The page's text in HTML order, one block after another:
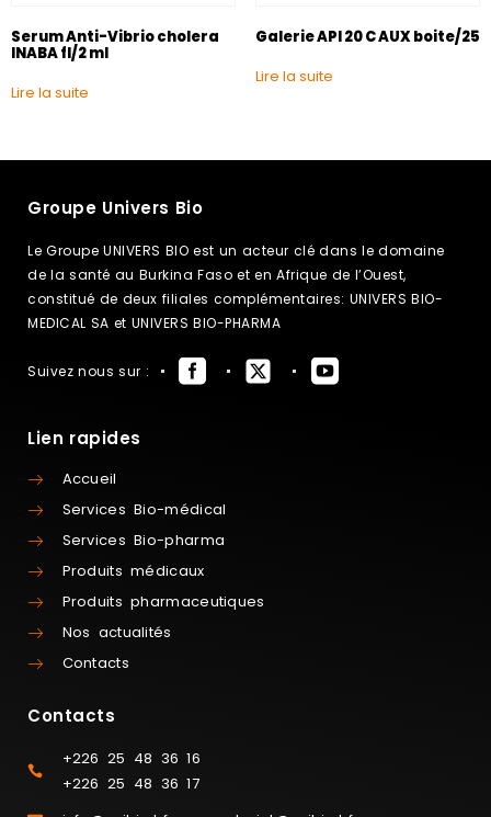
Serum Anti-Vibrio cholera
INABA fl/2 ml
Lire la suite
Galerie API 20 C AUX boite/25
Lire la suite
Groupe Univers Bio
Le Groupe UNIVERS BIO est un acteur clé dans le domaine
de la santé au Burkina Faso et en Afrique de l’Ouest,
constitué de deux filiales complémentaires: UNIVERS BIO-
MEDICAL SA et UNIVERS BIO-PHARMA
Suivez nous sur :
Lien rapides
Accueil
Services Bio-médical
Services Bio-pharma
Produits médicaux
Produits pharmaceutiques
Nos actualités
Contacts
Contacts
+226 25 48 36 16
+226 25 48 36 17